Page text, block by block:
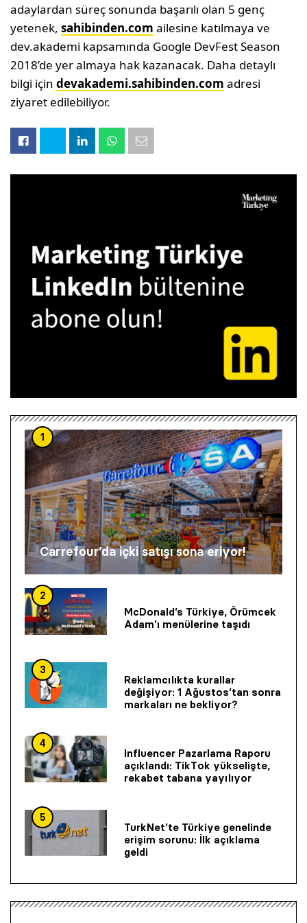
adaylardan süreç sonunda başarılı olan 5 genç
yetenek,sahibinden.com ailesine katılmaya ve
dev.akademi kapsamında Google DevFest Season
2018’de yer almaya hak kazanacak. Daha detaylı
bilgi içindevakademi.sahibinden.com adresi
ziyaret edilebiliyor.
1
Carrefour’da içki satışı sona eriyor!
2
McDonald’s Türkiye, Örümcek
Adam’ı menülerine taşıdı
3
Reklamcılıkta kurallar
değişiyor: 1 Ağustos’tan sonra
markaları ne bekliyor?
4
Influencer Pazarlama Raporu
açıklandı: TikTok yükselişte,
rekabet tabana yayılıyor
5
TurkNet’te Türkiye genelinde
erişim sorunu: İlk açıklama
geldi